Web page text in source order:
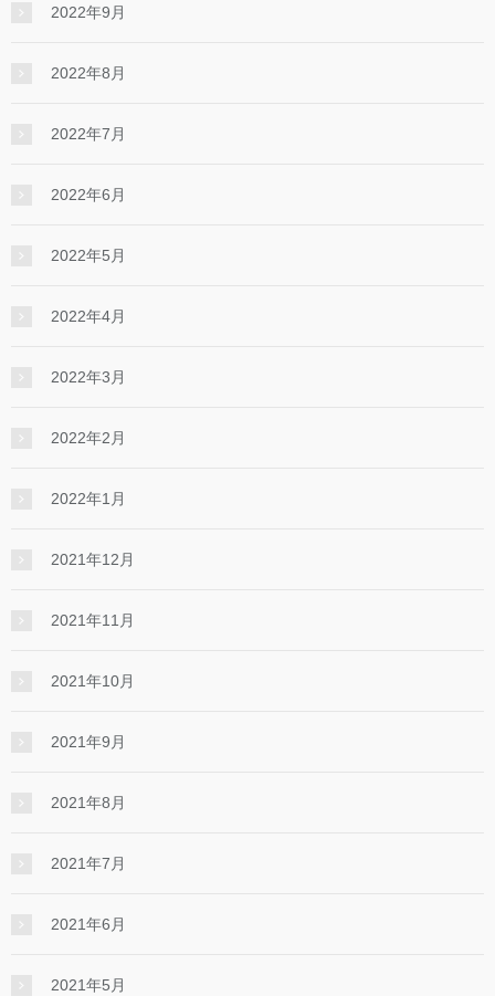
2022年9月
2022年8月
2022年7月
2022年6月
2022年5月
2022年4月
2022年3月
2022年2月
2022年1月
2021年12月
2021年11月
2021年10月
2021年9月
2021年8月
2021年7月
2021年6月
2021年5月